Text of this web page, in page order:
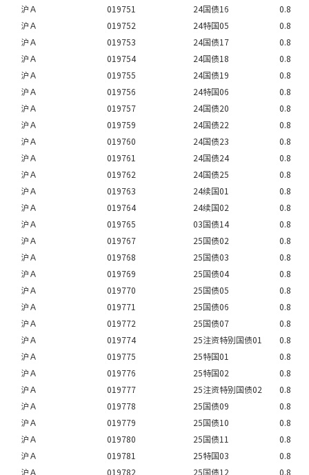
沪Ａ 019751 24国债16
0.8
沪Ａ
019752 24特国05
0.8
沪Ａ
019753 24国债17
0.8
沪Ａ
019754 24国债18
0.8
沪Ａ
019755 24国债19
0.8
沪Ａ
019756 24特国06
0.8
沪Ａ
019757 24国债20
0.8
沪Ａ
019759 24国债22
0.8
沪Ａ
019760 24国债23
0.8
沪Ａ
019761 24国债24
0.8
沪Ａ
019762 24国债25
0.8
沪Ａ
019763 24续国01
0.8
沪Ａ
019764 24续国02
0.8
沪Ａ
019765 03国债14
0.8
沪Ａ
019767 25国债02
0.8
沪Ａ
019768 25国债03
0.8
沪Ａ
019769 25国债04
0.8
沪Ａ
019770 25国债05
0.8
沪Ａ
019771 25国债06
0.8
沪Ａ
019772 25国债07
0.8
沪Ａ
019774 25注资特别国债01
0.8
沪Ａ
019775 25特国01
0.8
沪Ａ
019776 25特国02
0.8
沪Ａ
019777 25注资特别国债02
0.8
沪Ａ
019778 25国债09
0.8
沪Ａ
019779 25国债10
0.8
沪Ａ
019780 25国债11
0.8
沪Ａ
019781 25特国03
0.8
沪Ａ
019782 25国债12
0.8